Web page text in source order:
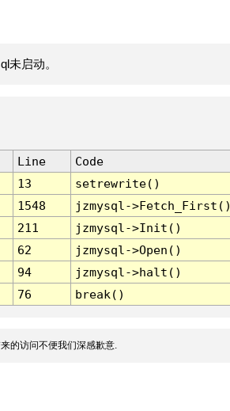
未启动。
Line
Code
13
setrewrite()
1548
jzmysql-
211
jzmysql->Init()
62
jzmysql->Open()
94
jzmysql->halt()
76 break()
的访问不便我们深感歉意.